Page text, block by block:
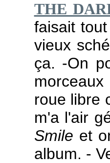
THE
faisait
vieux
ça. -On
roue libre
m'a l'air
Smile et
album. -